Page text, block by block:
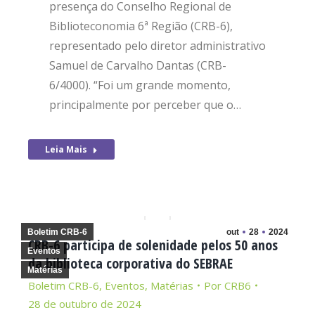
presença do Conselho Regional de
Biblioteconomia 6ª Região (CRB-6),
representado pelo diretor administrativo
Samuel de Carvalho Dantas (CRB-
6/4000). “Foi um grande momento,
principalmente por perceber que o…
Leia Mais
out 28 2024
Boletim CRB-6
Eventos
Matérias
CRB-6 participa de solenidade pelos 50 anos
da biblioteca corporativa do SEBRAE
Boletim CRB-6, Eventos, Matérias Por CRB6
28 de outubro de 2024